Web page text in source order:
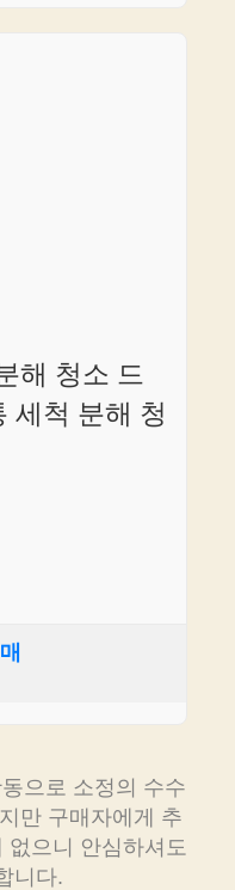
해 청소 드
세척 분해 청
으로 소정의 수수
만 구매자에게 추
없으니 안심하셔도
니다.